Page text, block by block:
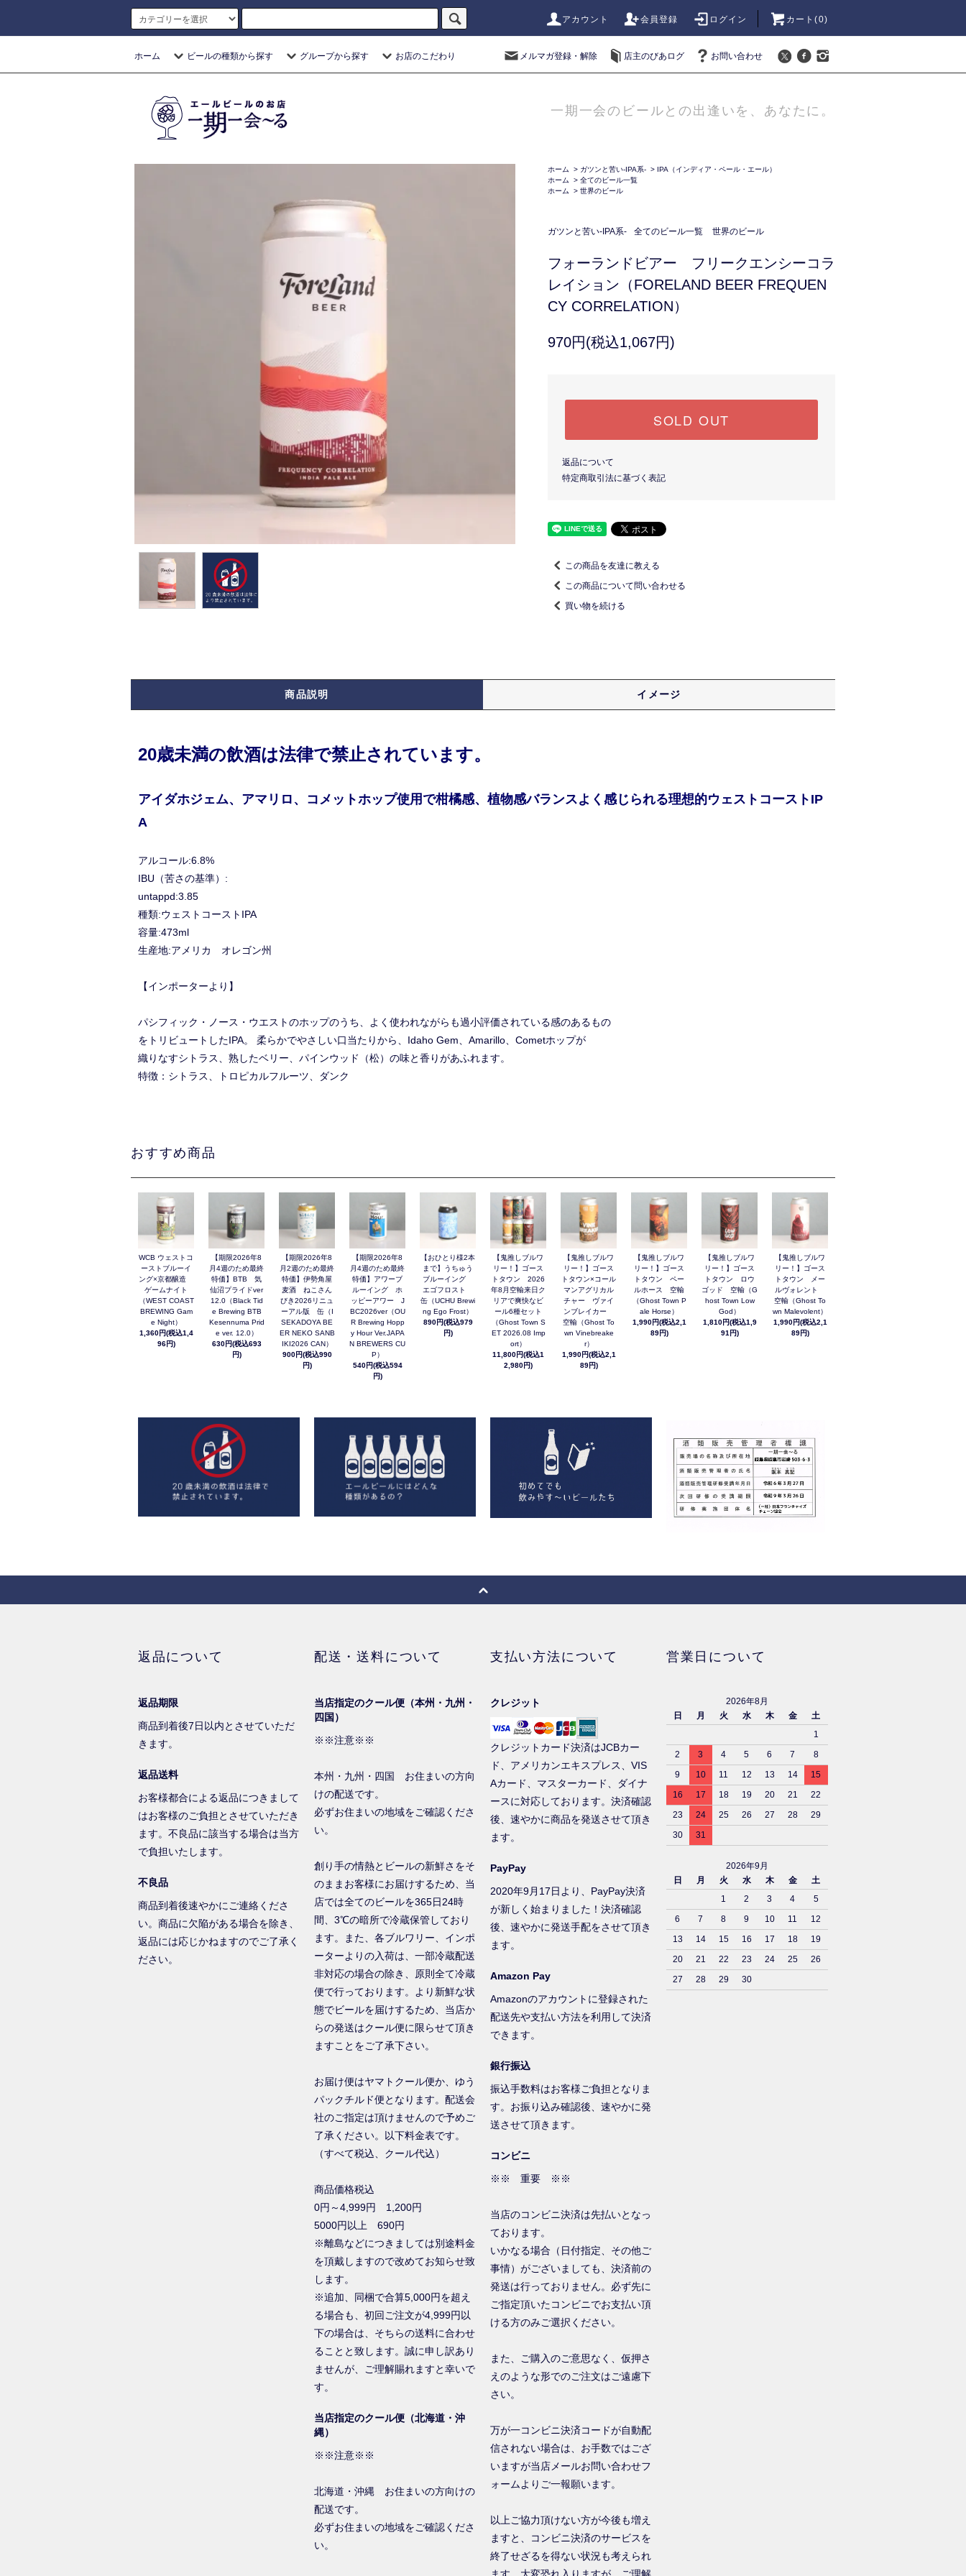
アカウント 会員登録 ログイン カート(0)
ホーム ビールの種類から探す グループから探す お店のこだわり メルマガ登録・解除 店主のびあログ お問い合わせ
一期一会のビールとの出逢いを、あなたに。
ホーム > ガツンと苦い-IPA系- > IPA（インディア・ペール・エール）
ホーム
> 全てのビール一覧
ホーム
> 世界のビール
ガツンと苦い-IPA系- 全てのビール一覧 世界のビール
フォーランドビアー フリークエンシーコラ
レイション（FORELAND BEER FREQUEN
CY CORRELATION）
970円(税込1,067円)
SOLD OUT
返品について
特定商取引法に基づく表記
この商品を友達に教える
この商品について問い合わせる
買い物を続ける
商品説明 イメージ
20歳未満の飲酒は法律で禁止されています。
アイダホジェム、アマリロ、コメットホップ使用で柑橘感、植物感バランスよく感じられる理想的ウェストコーストIP
A
アルコール:6.8%
IBU（苦さの基準）:
untappd:3.85
種類:ウェストコーストIPA
容量:473ml
生産地:アメリカ オレゴン州
【インポーターより】
パシフィック・ノース・ウエストのホップのうち、よく使われながらも過小評価されている感のあるもの
をトリビュートしたIPA。 柔らかでやさしい口当たりから、Idaho Gem、Amarillo、Cometホップが
織りなすシトラス、熟したベリー、パインウッド（松）の味と香りがあふれます。
特徴：シトラス、トロピカルフルーツ、ダンク
おすすめ商品
WCB ウェストコ
ーストブルーイ
ング×京都醸造
ゲームナイト
（WEST COAST
BREWING Gam
e Night）
1,360円(税込1,4
96円)
【期限2026年8
月4週のため最終
特価】BTB 気
仙沼プライドver
12.0（Black Tid
e Brewing BTB
Kesennuma Prid
e ver. 12.0）
630円(税込693
円)
【期限2026年8
月2週のため最終
特価】伊勢角屋
麦酒 ねこさん
びき2026リニュ
ーアル版 缶（I
SEKADOYA BE
ER NEKO SANB
IKI2026 CAN）
900円(税込990
円)
【期限2026年8
月4週のため最終
特価】アワーブ
ルーイング ホ
ッピーアワー J
BC2026ver（OU
R Brewing Hopp
y Hour Ver.JAPA
N BREWERS CU
P）
540円(税込594
円)
【おひとり様2本
まで】うちゅう
ブルーイング
エゴフロスト
缶（UCHU Brewi
ng Ego Frost）
890円(税込979
円)
【鬼推しブルワ
リー！】ゴース
トタウン 2026
年8月空輸来日ク
リアで爽快なビ
ール6種セット
（Ghost Town S
ET 2026.08 Imp
ort）
11,800円(税込1
2,980円)
【鬼推しブルワ
リー！】ゴース
トタウン×コール
マンアグリカル
チャー ヴァイ
ンブレイカー
空輸（Ghost To
wn Vinebreake
r）
1,990円(税込2,1
89円)
【鬼推しブルワ
リー！】ゴース
トタウン ペー
ルホース 空輸
（Ghost Town P
ale Horse）
1,990円(税込2,1
89円)
【鬼推しブルワ
リー！】ゴース
トタウン ロウ
ゴッド 空輸（G
host Town Low
God）
1,810円(税込1,9
91円)
【鬼推しブルワ
リー！】ゴース
トタウン メー
ルヴォレント
空輸（Ghost To
wn Malevolent）
1,990円(税込2,1
89円)
返品について
返品期限
商品到着後7日以内とさせていただ
きます。
返品送料
お客様都合による返品につきまして
はお客様のご負担とさせていただき
ます。不良品に該当する場合は当方
で負担いたします。
不良品
商品到着後速やかにご連絡くださ
い。商品に欠陥がある場合を除き、
返品には応じかねますのでご了承く
ださい。
配送・送料について
当店指定のクール便（本州・九州・
四国）
※※注意※※
本州・九州・四国 お住まいの方向
けの配送です。
必ずお住まいの地域をご確認くださ
い。
創り手の情熱とビールの新鮮さをそ
のままお客様にお届けするため、当
店では全てのビールを365日24時
間、3℃の暗所で冷蔵保管しており
ます。また、各ブルワリー、インポ
ーターよりの入荷は、一部冷蔵配送
非対応の場合の除き、原則全て冷蔵
便で行っております。より新鮮な状
態でビールを届けするため、当店か
らの発送はクール便に限らせて頂き
ますことをご了承下さい。
お届け便はヤマトクール便か、ゆう
パックチルド便となります。配送会
社のご指定は頂けませんので予めご
了承ください。以下料金表です。
（すべて税込、クール代込）
商品価格税込
0円～4,999円 1,200円
5000円以上 690円
※離島などにつきましては別途料金
を頂戴しますので改めてお知らせ致
します。
※追加、同梱で合算5,000円を超え
る場合も、初回ご注文が4,999円以
下の場合は、そちらの送料に合わせ
ることと致します。誠に申し訳あり
ませんが、ご理解賜れますと幸いで
す。
当店指定のクール便（北海道・沖
縄）
※※注意※※
北海道・沖縄 お住まいの方向けの
配送です。
必ずお住まいの地域をご確認くださ
い。
支払い方法について
クレジット
クレジットカード決済はJCBカー
ド、アメリカンエキスプレス、VIS
Aカード、マスターカード、ダイナ
ースに対応しております。決済確認
後、速やかに商品を発送させて頂き
ます。
PayPay
2020年9月17日より、PayPay決済
が新しく始まりました！決済確認
後、速やかに発送手配をさせて頂き
ます。
Amazon Pay
Amazonのアカウントに登録された
配送先や支払い方法を利用して決済
できます。
銀行振込
振込手数料はお客様ご負担となりま
す。お振り込み確認後、速やかに発
送させて頂きます。
コンビニ
※※ 重要 ※※
当店のコンビニ決済は先払いとなっ
ております。
いかなる場合（日付指定、その他ご
事情）がございましても、決済前の
発送は行っておりません。必ず先に
ご指定頂いたコンビニでお支払い頂
ける方のみご選択ください。
また、ご購入のご意思なく、仮押さ
えのような形でのご注文はご遠慮下
さい。
万が一コンビニ決済コードが自動配
信されない場合は、お手数ではござ
いますが当店メールお問い合わせフ
ォームよりご一報願います。
以上ご協力頂けない方が今後も増え
ますと、コンビニ決済のサービスを
終了せざるを得ない状況も考えられ
営業日について
2026年8月
日
月 火 水 木 金
土
1
2
3 4 5 6 7
8
9
10 11 12 13 14
15
16
17 18 19 20 21
22
23
24 25 26 27 28
29
30
31
2026年9月
日
月 火 水 木 金
土
1
2 3 4
5
6
7 8 9 10 11
12
13
14 15 16 17 18
19
20
21 22 23 24 25
26
27
28 29 30